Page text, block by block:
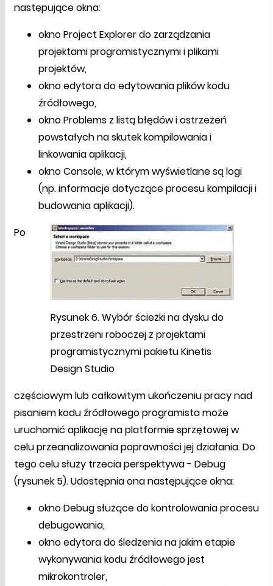
następujące okna:
okno Project Explorer do zarządzania
projektami programistycznymi i plikami
projektów,
okno edytora do edytowania plików kodu
źródłowego,
okno Problems z listą błędów i ostrzeżeń
powstałych na skutek kompilowania i
linkowania aplikacji,
okno Console, w którym wyświetlane są logi
(np. informacje dotyczące procesu kompilacji i
budowania aplikacji).
Rysunek 6. Wybór ścieżki na dysku do
przestrzeni roboczej z projektami
programistycznymi pakietu Kinetis
Design Studio
Po
częściowym lub całkowitym ukończeniu pracy nad
pisaniem kodu źródłowego programista może
uruchomić aplikację na platformie sprzętowej w
celu przeanalizowania poprawności jej działania. Do
tego celu służy trzecia perspektywa - Debug
(rysunek 5). Udostępnia ona następujące okna:
okno Debug służące do kontrolowania procesu
debugowania,
okno edytora do śledzenia na jakim etapie
wykonywania kodu źródłowego jest
mikrokontroler,